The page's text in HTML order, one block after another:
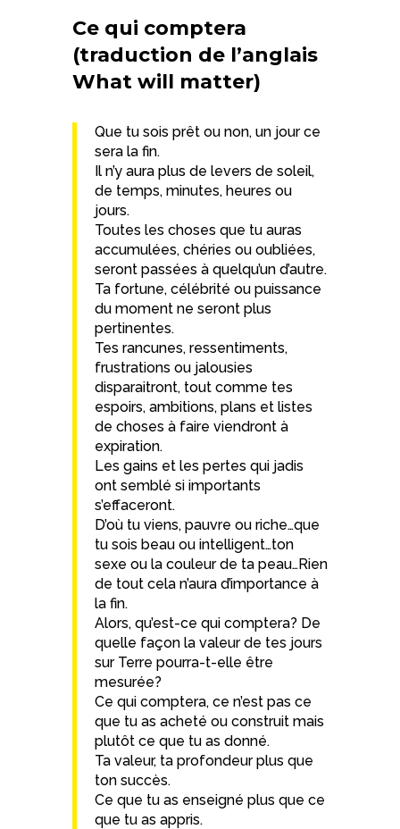
Ce qui comptera
(traduction de l’anglais
What will matter)
Que tu sois prêt ou non, un jour ce
sera la fin.
Il n’y aura plus de levers de soleil,
de temps, minutes, heures ou
jours.
Toutes les choses que tu auras
accumulées, chéries ou oubliées,
seront passées à quelqu’un d’autre.
Ta fortune, célébrité ou puissance
du moment ne seront plus
pertinentes.
Tes rancunes, ressentiments,
frustrations ou jalousies
disparaitront, tout comme tes
espoirs, ambitions, plans et listes
de choses à faire viendront à
expiration.
Les gains et les pertes qui jadis
ont semblé si importants
s’effaceront.
D’où tu viens, pauvre ou riche…que
tu sois beau ou intelligent…ton
sexe ou la couleur de ta peau…Rien
de tout cela n’aura d’importance à
la fin.
Alors, qu’est-ce qui comptera? De
quelle façon la valeur de tes jours
sur Terre pourra-t-elle être
mesurée?
Ce qui comptera, ce n’est pas ce
que tu as acheté ou construit mais
plutôt ce que tu as donné.
Ta valeur, ta profondeur plus que
ton succès.
Ce que tu as enseigné plus que ce
que tu as appris.